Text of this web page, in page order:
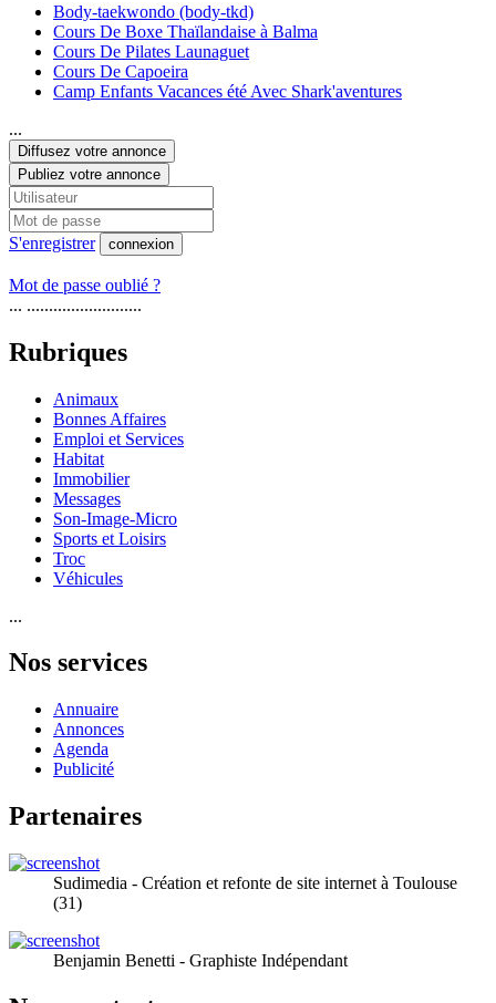
Body-taekwondo (body-tkd)
Cours De Boxe Thaïlandaise à Balma
Cours De Pilates Launaguet
Cours De Capoeira
Camp Enfants Vacances été Avec Shark'aventures
...
Diffusez votre annonce
Publiez votre annonce
S'enregistrer connexion
Mot de passe oublié ?
... ..........................
Rubriques
Animaux
Bonnes Affaires
Emploi et Services
Habitat
Immobilier
Messages
Son-Image-Micro
Sports et Loisirs
Troc
Véhicules
...
Nos services
Annuaire
Annonces
Agenda
Publicité
Partenaires
Sudimedia - Création et refonte de site internet à Toulouse
(31)
Benjamin Benetti - Graphiste Indépendant